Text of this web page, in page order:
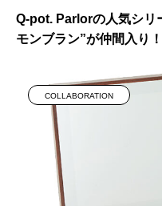
Q-pot. Parlorの人気シリ
モンブラン”が仲間入り！
COLLABORATION